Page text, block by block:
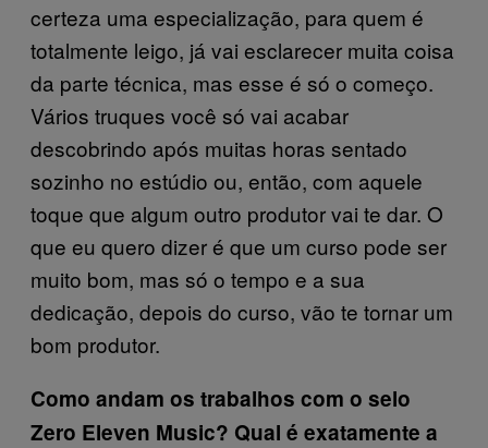
certeza uma especialização, para quem é
totalmente leigo, já vai esclarecer muita coisa
da parte técnica, mas esse é só o começo.
Vários truques você só vai acabar
descobrindo após muitas horas sentado
sozinho no estúdio ou, então, com aquele
toque que algum outro produtor vai te dar. O
que eu quero dizer é que um curso pode ser
muito bom, mas só o tempo e a sua
dedicação, depois do curso, vão te tornar um
bom produtor.
Como andam os trabalhos com o selo
Zero Eleven Music? Qual é exatamente a